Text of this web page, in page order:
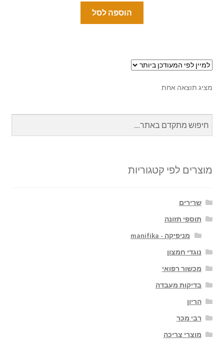
הוספה לסל
מציג תוצאה אחת
מוצרים לפי קטגוריות
שרירים
תוספי תזונה
מניפיקה - manifika
נוגדי חמצון
מכשור רפואי
בדיקות מעבדה
הריון
רבי מכר
מוצרי צריכה